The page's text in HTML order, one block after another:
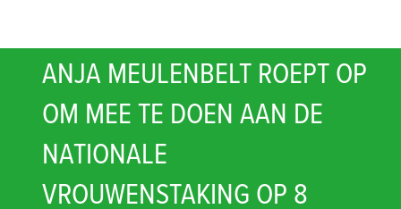
ANJA MEULENBELT ROEPT OP
OM MEE TE DOEN AAN DE
NATIONALE
VROUWENSTAKING OP 8